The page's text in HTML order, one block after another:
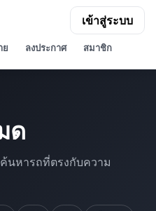
ย ลงประกาศ สมาชิก
เข้าสู่ระบบ
ด
นหารถที่ตรงกับความ